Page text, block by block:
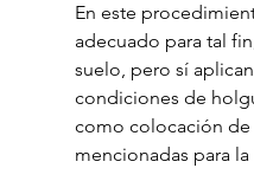
En este
adecuado para tal
suelo, pero sí
condiciones de
como colocación de
mencionadas para